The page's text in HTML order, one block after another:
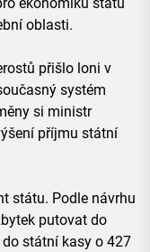
ekonomiku státu
oblasti.
přišlo loni v
systém
si ministr
příjmu státní
státu. Podle návrhu
putovat do
státní kasy o 427